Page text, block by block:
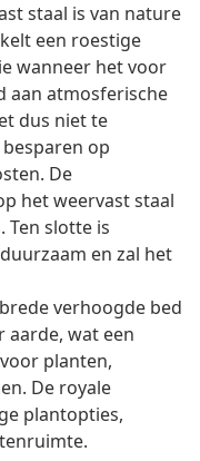
staal is van nature
een roestige
wanneer het voor
aan atmosferische
dus niet te
op
De
het weervast staal
Ten slotte is
en zal het
verhoogde bed
wat een
planten,
De royale
plantopties,